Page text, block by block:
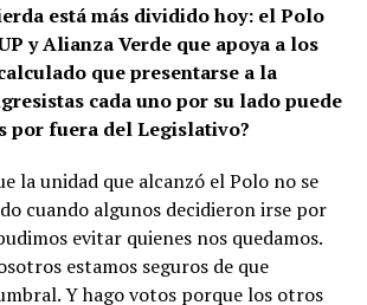
está más dividido hoy: el Polo
y Alianza Verde que apoya a los
que presentarse a la
cada uno por su lado puede
por fuera del Legislativo?
la unidad que alcanzó el Polo no se
cuando algunos decidieron irse por
evitar quienes nos quedamos.
estamos seguros de que
Y hago votos porque los otros